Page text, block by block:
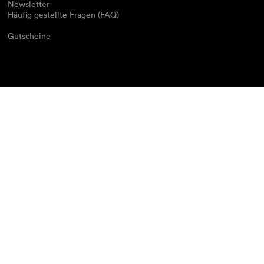
Newsletter
Häufig gestellte Fragen (FAQ)
Gutscheine